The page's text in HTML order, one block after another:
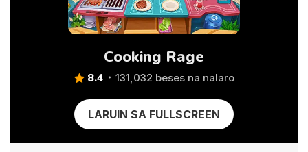
Cooking Rage
8.4 131,032 beses na nalaro
LARUIN SA FULLSCREEN